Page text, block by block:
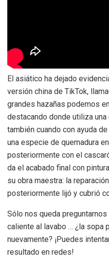
El asiático ha dejado
versión china de TikTok,
grandes hazañas podemos
destacando donde utiliza una
también cuando con ayuda
una especie de quemadura
posteriormente con el
da el acabado final con
su obra maestra: la
posteriormente lijó y cubrió
Sólo nos queda
caliente al lavabo … ¿la sopa
nuevamente? ¡Puedes
resultado en redes!